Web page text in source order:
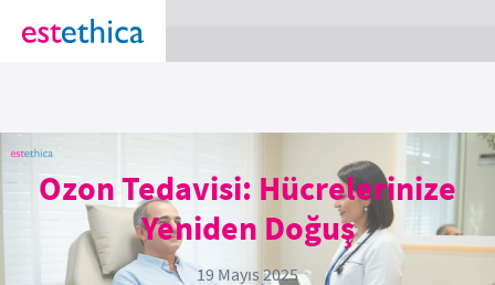
section Service {
Ozon Tedavisi: Hücrelerinize
Yeniden Doğuş
19 Mayıs 2025